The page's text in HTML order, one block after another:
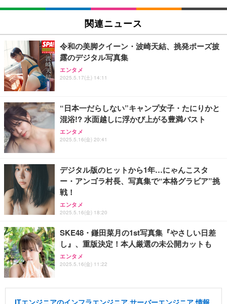
関連ニュース
令和の美脚クイーン・波崎天結、挑発ポーズ披
露のデジタル写真集
エンタメ
2025.5.17(土) 14:11
“日本一だらしない”キャンプ女子・たにりかと
混浴!? 水面越しに浮かび上がる豊満バスト
エンタメ
2025.5.16(金) 20:41
デジタル版のヒットから1年…にゃんこスタ
ー・アンゴラ村長、写真集で“本格グラビア”挑
戦！
エンタメ
2025.5.16(金) 18:20
SKE48・鎌田菜月の1st写真集『やさしい日差
し』、重版決定！本人厳選の未公開カットも
エンタメ
2025.5.16(金) 11:22
ITエンジニアのインフラエンジニア,サーバーエンジニア,情報